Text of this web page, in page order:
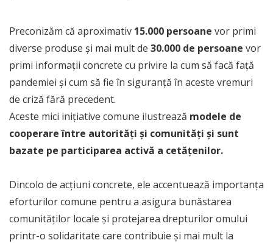
Preconizăm că aproximativ 15.000 persoane vor primi
diverse produse și mai mult de 30.000 de persoane vor
primi informații concrete cu privire la cum să facă față
pandemiei și cum să fie în siguranță în aceste vremuri
de criză fără precedent.
Aceste mici inițiative comune ilustrează modele de
cooperare între autorități și comunități și sunt
bazate pe participarea activă a cetățenilor.
Dincolo de acțiuni concrete, ele accentuează importanța
eforturilor comune pentru a asigura bunăstarea
comunităților locale și protejarea drepturilor omului
printr-o solidaritate care contribuie și mai mult la